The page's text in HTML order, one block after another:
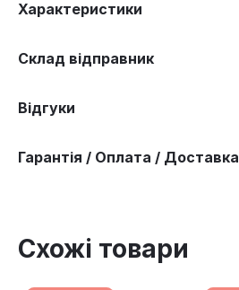
Характеристики
Склад відправник
Відгуки
Гарантія / Оплата / Доставка
Схожі товари